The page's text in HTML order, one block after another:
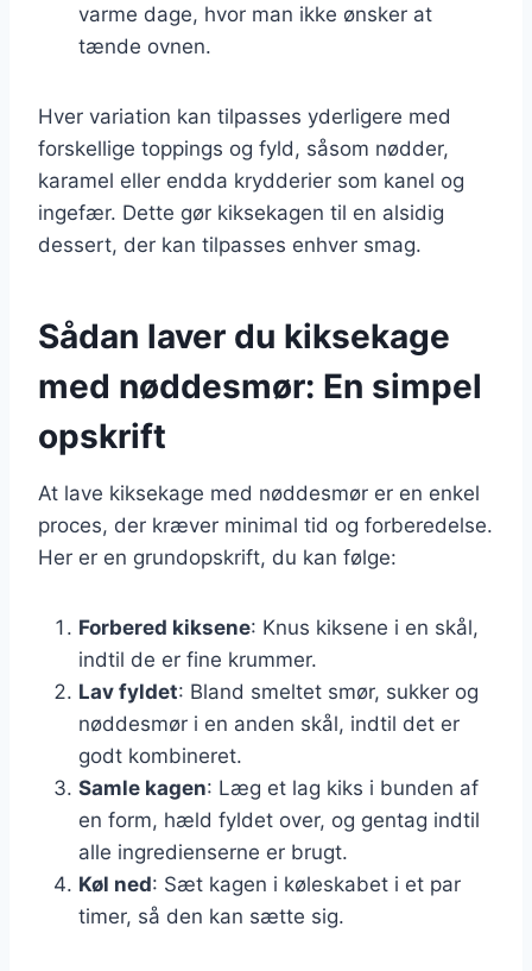
varme dage, hvor man ikke ønsker at
tænde ovnen.
Hver variation kan tilpasses yderligere med
forskellige toppings og fyld, såsom nødder,
karamel eller endda krydderier som kanel og
ingefær. Dette gør kiksekagen til en alsidig
dessert, der kan tilpasses enhver smag.
Sådan laver du kiksekage
med nøddesmør: En simpel
opskrift
At lave kiksekage med nøddesmør er en enkel
proces, der kræver minimal tid og forberedelse.
Her er en grundopskrift, du kan følge:
Forbered kiksene: Knus kiksene i en skål,
indtil de er fine krummer.
Lav fyldet: Bland smeltet smør, sukker og
nøddesmør i en anden skål, indtil det er
godt kombineret.
Samle kagen: Læg et lag kiks i bunden af
en form, hæld fyldet over, og gentag indtil
alle ingredienserne er brugt.
Køl ned: Sæt kagen i køleskabet i et par
timer, så den kan sætte sig.